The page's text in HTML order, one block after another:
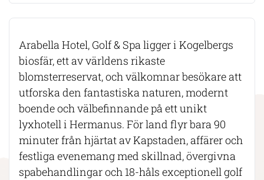
Arabella Hotel, Golf & Spa ligger i Kogelbergs
biosfär, ett av världens rikaste
blomsterreservat, och välkomnar besökare att
utforska den fantastiska naturen, modernt
boende och välbefinnande på ett unikt
lyxhotell i Hermanus. För land flyr bara 90
minuter från hjärtat av Kapstaden, affärer och
festliga evenemang med skillnad, övergivna
spabehandlingar och 18-håls exceptionell golf